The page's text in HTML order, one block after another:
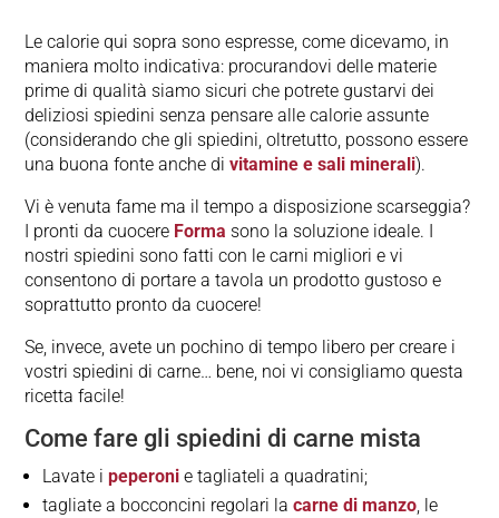
Le calorie qui sopra sono espresse, come dicevamo, in
maniera molto indicativa: procurandovi delle materie
prime di qualità siamo sicuri che potrete gustarvi dei
deliziosi spiedini senza pensare alle calorie assunte
(considerando che gli spiedini, oltretutto, possono essere
una buona fonte anche divitamine e sali minerali).
Vi è venuta fame ma il tempo a disposizione scarseggia?
I pronti da cuocere Forma sono la soluzione ideale. I
nostri spiedini sono fatti con le carni migliori e vi
consentono di portare a tavola un prodotto gustoso e
soprattutto pronto da cuocere!
Se, invece, avete un pochino di tempo libero per creare i
vostri spiedini di carne… bene, noi vi consigliamo questa
ricetta facile!
Come fare gli spiedini di carne mista
Lavate ipeperonie tagliateli a quadratini;
tagliate a bocconcini regolari lacarne di manzo, le